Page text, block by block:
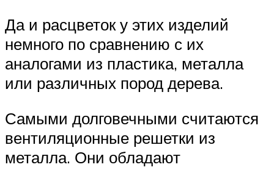
Да и расцветок у этих изделий
немного по сравнению с их
аналогами из пластика, металла
или различных пород дерева.
Самыми долговечными считаются
вентиляционные решетки из
металла. Они обладают